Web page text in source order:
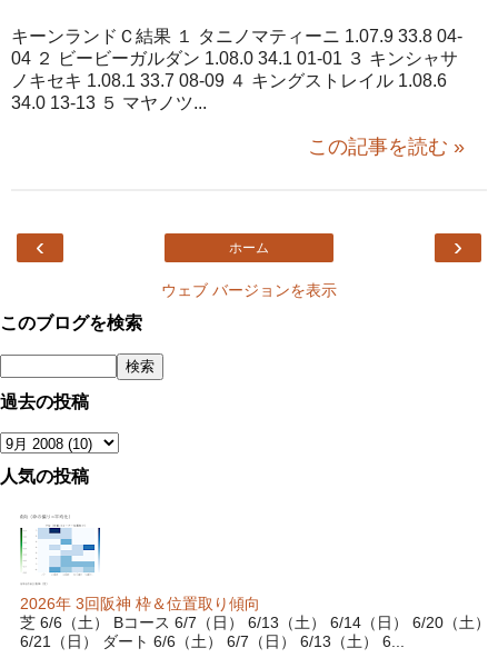
キーンランドＣ結果 １ タニノマティーニ 1.07.9 33.8 04-
04 ２ ビービーガルダン 1.08.0 34.1 01-01 ３ キンシャサ
ノキセキ 1.08.1 33.7 08-09 ４ キングストレイル 1.08.6
34.0 13-13 ５ マヤノツ...
この記事を読む »
‹ ›
ホーム
ウェブ バージョンを表示
このブログを検索
過去の投稿
人気の投稿
2026年 3回阪神 枠＆位置取り傾向
芝 6/6（土） Bコース 6/7（日） 6/13（土） 6/14（日） 6/20（土）
6/21（日） ダート 6/6（土） 6/7（日） 6/13（土） 6...